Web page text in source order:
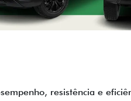
resistência e